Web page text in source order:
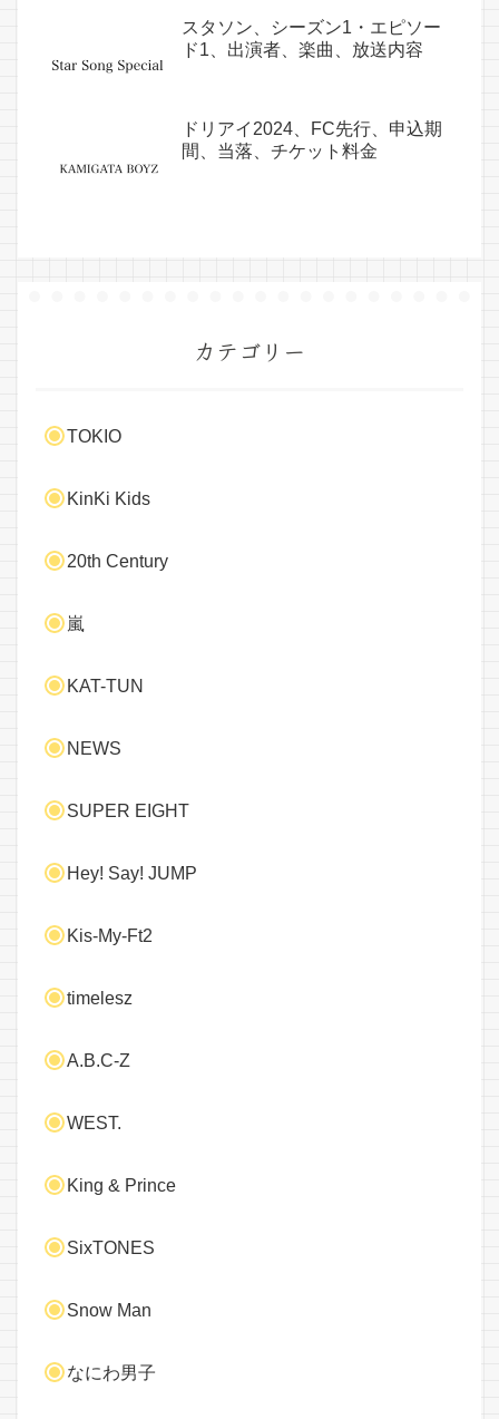
スタソン、シーズン1・エピソー
ド1、出演者、楽曲、放送内容
ドリアイ2024、FC先行、申込期
間、当落、チケット料金
カテゴリー
TOKIO
KinKi Kids
20th Century
嵐
KAT-TUN
NEWS
SUPER EIGHT
Hey! Say! JUMP
Kis-My-Ft2
timelesz
A.B.C-Z
WEST.
King & Prince
SixTONES
Snow Man
なにわ男子